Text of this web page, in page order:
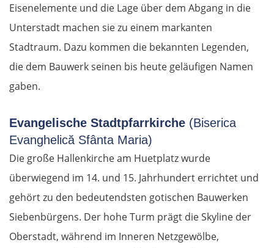
Eisenelemente und die Lage über dem Abgang in die
Unterstadt machen sie zu einem markanten
Stadtraum. Dazu kommen die bekannten Legenden,
die dem Bauwerk seinen bis heute geläufigen Namen
gaben.
Evangelische Stadtpfarrkirche (Biserica
Evanghelică Sfânta Maria)
Die große Hallenkirche am Huetplatz wurde
überwiegend im 14. und 15. Jahrhundert errichtet und
gehört zu den bedeutendsten gotischen Bauwerken
Siebenbürgens. Der hohe Turm prägt die Skyline der
Oberstadt, während im Inneren Netzgewölbe,